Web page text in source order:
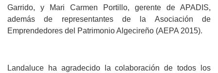
Garrido, y Mari Carmen Portillo, gerente de APADIS,
además de representantes de la Asociación de
Emprendedores del Patrimonio Algecireño (AEPA 2015).
Landaluce ha agradecido la colaboración de todos los